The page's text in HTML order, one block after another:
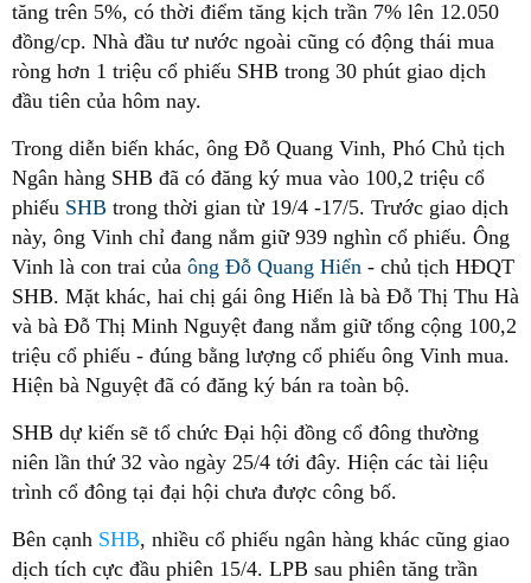
tăng trên 5%, có thời điểm tăng kịch trần 7% lên 12.050
đồng/cp. Nhà đầu tư nước ngoài cũng có động thái mua
ròng hơn 1 triệu cổ phiếu SHB trong 30 phút giao dịch
đầu tiên của hôm nay.
Trong diễn biến khác, ông Đỗ Quang Vinh, Phó Chủ tịch
Ngân hàng SHB đã có đăng ký mua vào 100,2 triệu cổ
phiếu SHB trong thời gian từ 19/4 -17/5. Trước giao dịch
này, ông Vinh chỉ đang nắm giữ 939 nghìn cổ phiếu. Ông
Vinh là con trai của ông Đỗ Quang Hiển - chủ tịch HĐQT
SHB. Mặt khác, hai chị gái ông Hiển là bà Đỗ Thị Thu Hà
và bà Đỗ Thị Minh Nguyệt đang nắm giữ tổng cộng 100,2
triệu cổ phiếu - đúng bằng lượng cổ phiếu ông Vinh mua.
Hiện bà Nguyệt đã có đăng ký bán ra toàn bộ.
SHB dự kiến sẽ tổ chức Đại hội đồng cổ đông thường
niên lần thứ 32 vào ngày 25/4 tới đây. Hiện các tài liệu
trình cổ đông tại đại hội chưa được công bố.
Bên cạnh SHB, nhiều cổ phiếu ngân hàng khác cũng giao
dịch tích cực đầu phiên 15/4. LPB sau phiên tăng trần